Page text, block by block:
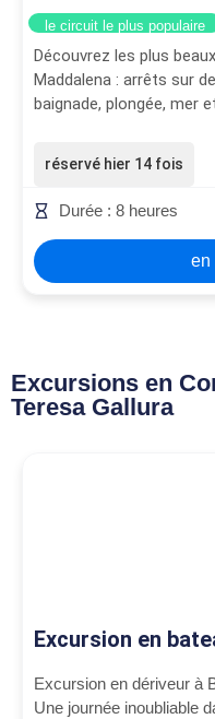
le circuit le plus populaire
Découvrez les plus
Maddalena : arrêts sur
baignade, plongée, mer
réservé hier 14 fois
Durée : 8 heures
en
Excursions en
Teresa Gallura
Excursion en
Excursion en dériveur à
Une journée inoubliable